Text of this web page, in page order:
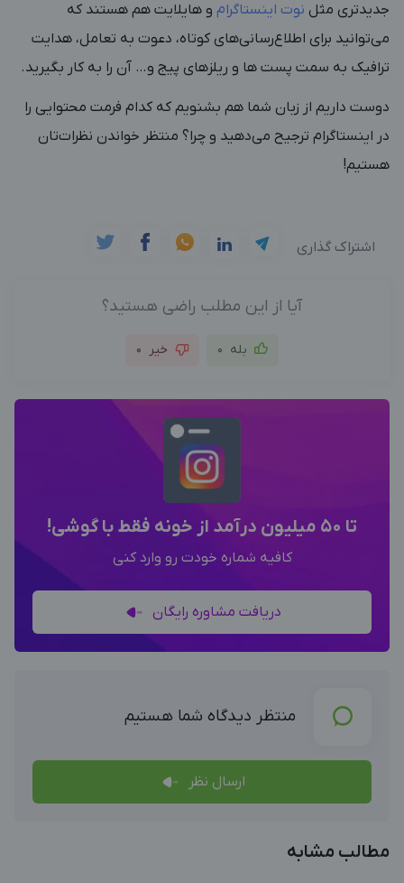
جدیدتری مثل نوت اینستاگرام و هایلایت‌ هم هستند که
می‌توانید برای اطلاع‌رسانی‌های کوتاه، دعوت به تعامل، هدایت
ترافیک به سمت پست ها و ریلزهای پیج و… آن را به کار بگیرید.
دوست داریم از زبان شما هم بشنویم که کدام فرمت محتوایی را
در اینستاگرام ترجیح می‌دهید و چرا؟ منتظر خواندن نظرات‌تان
هستیم!
اشتراک گذاری
آیا از این مطلب راضی هستید؟
بله 0 خیر 0
تا 50 میلیون درآمد از خونه فقط با گوشی!
کافیه شماره خودت رو وارد کنی
دریافت مشاوره رایگان
منتظر دیدگاه شما هستیم
ارسال نظر
مطالب مشابه